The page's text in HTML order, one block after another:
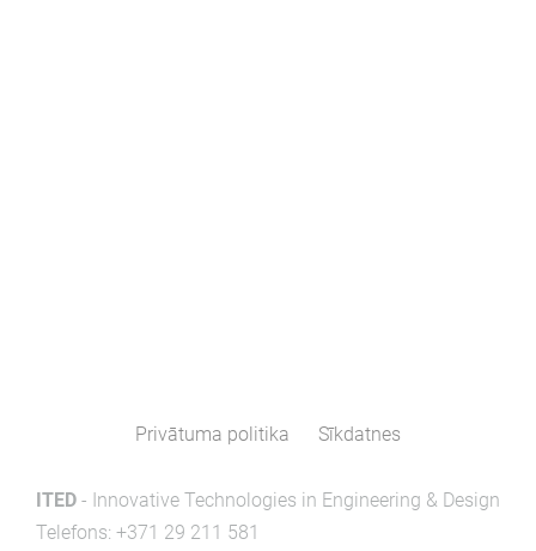
Privātuma politika Sīkdatnes
ITED - Innovative Technologies in Engineering & Design
Telefons: +371 29 211 581